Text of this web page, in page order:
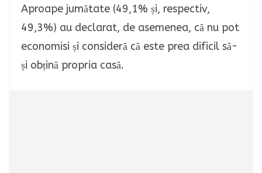
Aproape jumătate (49,1% și, respectiv,
49,3%) au declarat, de asemenea, că nu pot
economisi și consideră că este prea dificil să-
și obțină propria casă.